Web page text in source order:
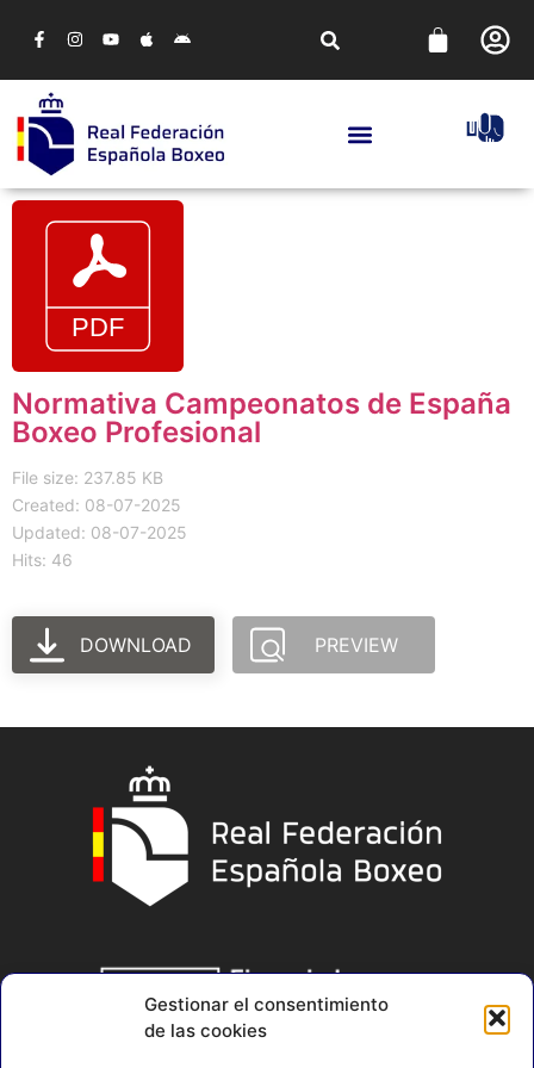
Gestionar el consentimiento
de las cookies
Normativa Campeonatos de España
Boxeo Profesional
File size: 237.85 KB
Created: 08-07-2025
Updated: 08-07-2025
Hits: 46
DOWNLOAD PREVIEW